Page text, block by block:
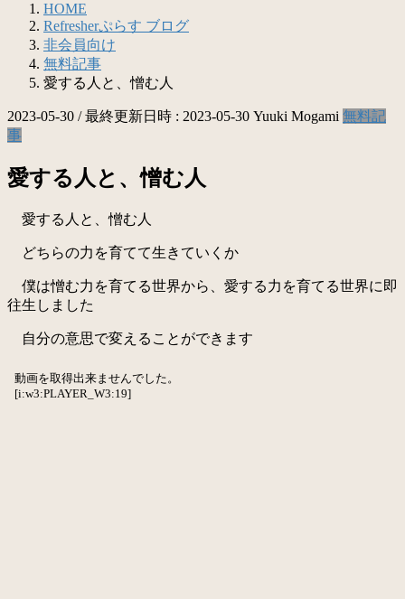
HOME
Refresherぷらす ブログ
非会員向け
無料記事
愛する人と、憎む人
2023-05-30 / 最終更新日時 : 2023-05-30 Yuuki Mogami 無料記
事
愛する人と、憎む人
愛する人と、憎む人
どちらの力を育てて生きていくか
僕は憎む力を育てる世界から、愛する力を育てる世界に即
往生しました
自分の意思で変えることができます